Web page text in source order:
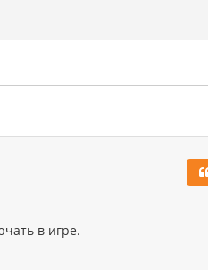
в игре.